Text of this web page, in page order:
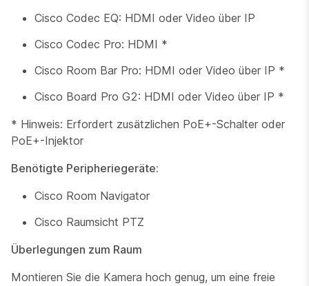
Cisco Codec EQ: HDMI oder Video über IP
Cisco Codec Pro: HDMI *
Cisco Room Bar Pro: HDMI oder Video über IP *
Cisco Board Pro G2: HDMI oder Video über IP *
* Hinweis: Erfordert zusätzlichen PoE+-Schalter oder
PoE+-Injektor
Benötigte Peripheriegeräte:
Cisco Room Navigator
Cisco Raumsicht PTZ
Überlegungen zum Raum
Montieren Sie die Kamera hoch genug, um eine freie